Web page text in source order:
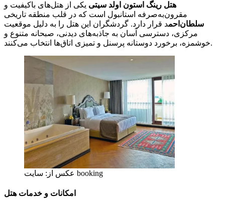
هتل رینگ استون اولد سیتی یکی از هتل‌های باکیفیت و
مقرون‌به‌صرفه استانبول است که در قلب منطقه تاریخی
سلطان‌احمد قرار دارد. گردشگران این هتل را به دلیل موقعیت
مرکزی، دسترسی آسان به جاذبه‌های دیدنی، صبحانه متنوع و
خوشمزه، برخورد دوستانه پرسنل و تمیزی اتاق‌ها انتخاب می‌کنند.
عکس از: سایت booking
امکانات و خدمات هتل